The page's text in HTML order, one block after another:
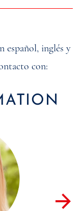
español, inglés y
con: